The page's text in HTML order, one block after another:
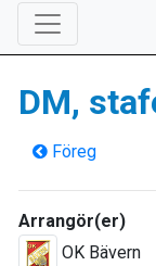
DM,
Föreg
Arrangör(er)
OK Bävern